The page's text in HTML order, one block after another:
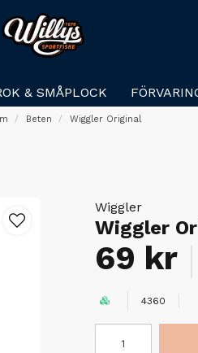
& SMÅPLOCK
Beten Wiggler Original
Wiggler
Wiggler
69 kr
4360